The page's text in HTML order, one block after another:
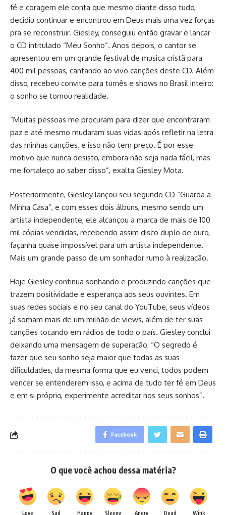
fé e coragem ele conta que mesmo diante disso tudo,
decidiu continuar e encontrou em Deus mais uma vez forças
pra se reconstruir. Giesley, conseguiu então gravar e lançar
o CD intitulado “Meu Sonho”. Anos depois, o cantor se
apresentou em um grande festival de musica cristã para
400 mil pessoas, cantando ao vivo canções deste CD. Além
disso, recebeu convite para turnês e shows no Brasil inteiro:
o sonho se tornou realidade.
“Muitas pessoas me procuram para dizer que encontraram
paz e até mesmo mudaram suas vidas após refletir na letra
das minhas canções, e isso não tem preço. É por esse
motivo que nunca desisto, embora não seja nada fácil, mas
me fortaleço ao saber disso”, exalta Giesley Mota.
Posteriormente, Giesley lançou seu segundo CD “Guarda a
Minha Casa”, e com esses dois álbuns, mesmo sendo um
artista independente, ele alcançou a marca de mais de 100
mil cópias vendidas, recebendo assim disco duplo de ouro,
façanha quase impossível para um artista independente.
Mais um grande passo de um sonhador rumo à realização.
Hoje Giesley continua sonhando e produzindo canções que
trazem positividade e esperança aos seus ouvintes. Em
suas redes sociais e no seu canal do YouTube, seus vídeos
já somam mais de um milhão de views, além de ter suas
canções tocando em rádios de todo o país. Giesley conclui
deixando uma mensagem de superação: “O segredo é
fazer que seu sonho seja maior que todas as suas
dificuldades, da mesma forma que eu venci, todos podem
vencer se entenderem isso, e acima de tudo ter fé em Deus
e em si próprio, experimente acreditar nos seus sonhos”.
Facebook
O que você achou dessa matéria?
Love Sad Happy Sleepy Angry Dead Wink